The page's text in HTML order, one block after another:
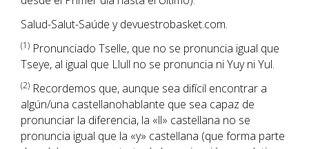
Salud-Salut-Saúde y devuestrobasket.com.
(1) Pronunciado Tselle, que no se pronuncia igual que
Tseye, al igual que Llull no se pronuncia ni Yuy ni Yul.
(2) Recordemos que, aunque sea difícil encontrar a
algún/una castellanohablante que sea capaz de
pronunciar la diferencia, la «ll» castellana no se
pronuncia igual que la «y» castellana (que forma parte